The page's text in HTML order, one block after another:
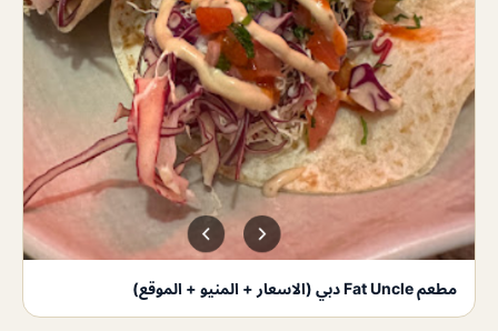
مطعم Fat Uncle دبي (الاسعار + المنيو + الموقع)